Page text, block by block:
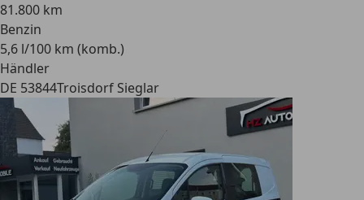
81.800 km
Benzin
5,6 l/100 km (komb.)
Händler
DE 53844Troisdorf Sieglar